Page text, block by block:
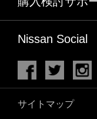
Nissan Social
サイトマップ